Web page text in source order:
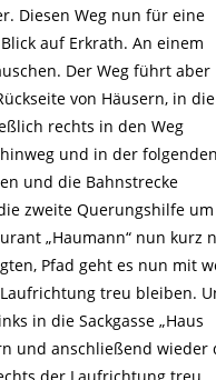
Diesen Weg nun für eine
auf Erkrath. An einem
Der Weg führt aber
von Häusern, in die
rechts in den Weg
und in der folgenden
und die Bahnstrecke
zweite Querungshilfe
„Haumann“ nun kurz
Pfad geht es nun mit
treu bleiben.
in die Sackgasse „Haus
und anschließend wieder